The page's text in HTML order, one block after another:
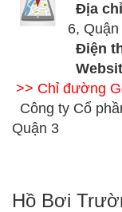
Địa chỉ
6,
Điện
>> Chỉ đường
Công ty Cổ
Quận 3
Hồ Bơi